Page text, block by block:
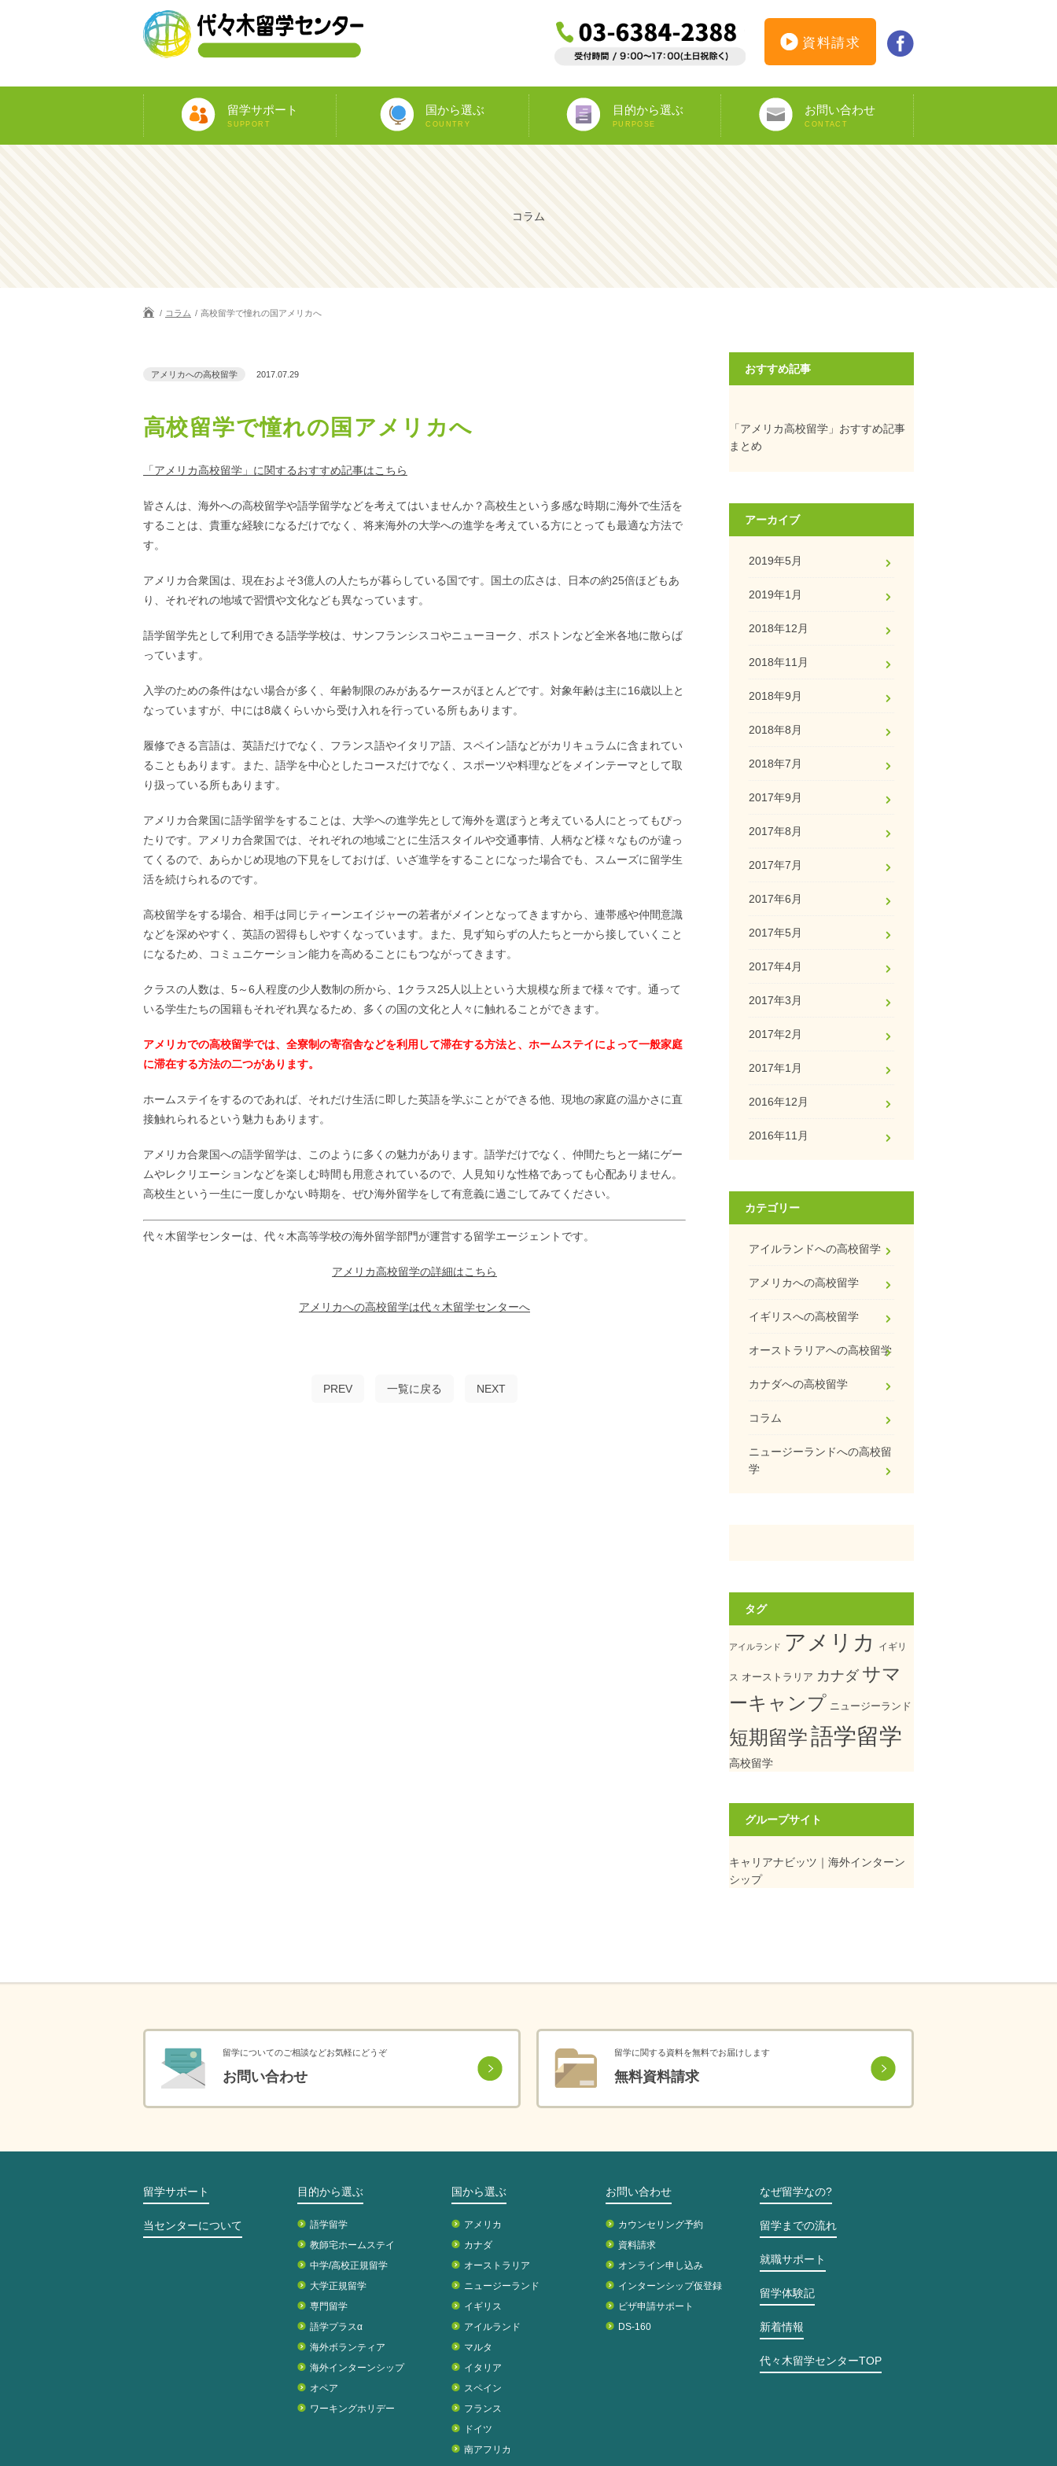
資料請求
留学サポート
SUPPORT
国から選ぶ
COUNTRY
アメリカ
カナダ
オーストラリア
ニュージーランド
イギリス
アイルランド
マルタ
イタリア
スペイン
フランス
ドイツ
南アフリカ
目的から選ぶ
PURPOSE
語学留学
教師宅ホームステイ
中学/高校正規留学
大学正規留学
専門留学
語学プラスα
海外ボランティア
海外インターンシップ
オペア
ワーキングホリデー
お問い合わせ
CONTACT
カウンセリング予約
資料請求
オンライン申し込み
インターンシップ仮登録
ビザ申請サポート
DS-160
コラム
コラム 高校留学で憧れの国アメリカへ
アメリカへの高校留学 2017.07.29
高校留学で憧れの国アメリカへ
「アメリカ高校留学」に関するおすすめ記事はこちら
皆さんは、海外への高校留学や語学留学などを考えてはいませんか？高校生という多感な時期に海外で生活を
することは、貴重な経験になるだけでなく、将来海外の大学への進学を考えている方にとっても最適な方法で
す。
アメリカ合衆国は、現在およそ3億人の人たちが暮らしている国です。国土の広さは、日本の約25倍ほどもあ
り、それぞれの地域で習慣や文化なども異なっています。
語学留学先として利用できる語学学校は、サンフランシスコやニューヨーク、ボストンなど全米各地に散らば
っています。
入学のための条件はない場合が多く、年齢制限のみがあるケースがほとんどです。対象年齢は主に16歳以上と
なっていますが、中には8歳くらいから受け入れを行っている所もあります。
履修できる言語は、英語だけでなく、フランス語やイタリア語、スペイン語などがカリキュラムに含まれてい
ることもあります。また、語学を中心としたコースだけでなく、スポーツや料理などをメインテーマとして取
り扱っている所もあります。
アメリカ合衆国に語学留学をすることは、大学への進学先として海外を選ぼうと考えている人にとってもぴっ
たりです。アメリカ合衆国では、それぞれの地域ごとに生活スタイルや交通事情、人柄など様々なものが違っ
てくるので、あらかじめ現地の下見をしておけば、いざ進学をすることになった場合でも、スムーズに留学生
活を続けられるのです。
高校留学をする場合、相手は同じティーンエイジャーの若者がメインとなってきますから、連帯感や仲間意識
などを深めやすく、英語の習得もしやすくなっています。また、見ず知らずの人たちと一から接していくこと
になるため、コミュニケーション能力を高めることにもつながってきます。
クラスの人数は、5～6人程度の少人数制の所から、1クラス25人以上という大規模な所まで様々です。通って
いる学生たちの国籍もそれぞれ異なるため、多くの国の文化と人々に触れることができます。
アメリカでの高校留学では、全寮制の寄宿舎などを利用して滞在する方法と、ホームステイによって一般家庭
に滞在する方法の二つがあります。
ホームステイをするのであれば、それだけ生活に即した英語を学ぶことができる他、現地の家庭の温かさに直
接触れられるという魅力もあります。
アメリカ合衆国への語学留学は、このように多くの魅力があります。語学だけでなく、仲間たちと一緒にゲー
ムやレクリエーションなどを楽しむ時間も用意されているので、人見知りな性格であっても心配ありません。
高校生という一生に一度しかない時期を、ぜひ海外留学をして有意義に過ごしてみてください。
代々木留学センターは、代々木高等学校の海外留学部門が運営する留学エージェントです。
アメリカ高校留学の詳細はこちら
アメリカへの高校留学は代々木留学センターへ
PREV 一覧に戻る NEXT
おすすめ記事
「アメリカ高校留学」おすすめ記事
まとめ
アーカイブ
2019年5月
2019年1月
2018年12月
2018年11月
2018年9月
2018年8月
2018年7月
2017年9月
2017年8月
2017年7月
2017年6月
2017年5月
2017年4月
2017年3月
2017年2月
2017年1月
2016年12月
2016年11月
カテゴリー
アイルランドへの高校留学
アメリカへの高校留学
イギリスへの高校留学
オーストラリアへの高校留学
カナダへの高校留学
コラム
ニュージーランドへの高校留
学
タグ
アイルランド アメリカ イギリ
ス オーストラリア カナダ サマ
ーキャンプ ニュージーランド
短期留学語学留学
高校留学
グループサイト
キャリアナビッツ｜海外インターン
シップ
留学についてのご相談などお気軽にどうぞ
お問い合わせ
留学に関する資料を無料でお届けします
無料資料請求
留学サポート
当センターについて
目的から選ぶ
語学留学
教師宅ホームステイ
中学/高校正規留学
大学正規留学
専門留学
語学プラスα
海外ボランティア
海外インターンシップ
オペア
ワーキングホリデー
国から選ぶ
アメリカ
カナダ
オーストラリア
ニュージーランド
イギリス
アイルランド
マルタ
イタリア
スペイン
フランス
ドイツ
南アフリカ
お問い合わせ
カウンセリング予約
資料請求
オンライン申し込み
インターンシップ仮登録
ビザ申請サポート
DS-160
なぜ留学なの?
留学までの流れ
就職サポート
留学体験記
新着情報
代々木留学センターTOP